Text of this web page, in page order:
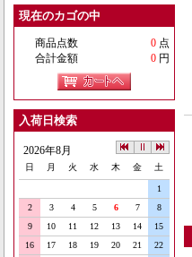
現在のカゴの中
商品点数 0 点
合計金額
0 円
入荷日検索
2026年8月
日 月 火 水 木 金 土
1
2
3 4 5 6 7
8
9
10 11 12 13 14
15
16
17 18 19 20 21
22